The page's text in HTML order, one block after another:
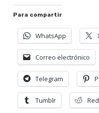
Para compartir
WhatsApp
Correo electrónico
Telegram
Tumblr